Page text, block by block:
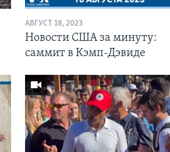
АВГУСТ 18, 2023
Новости США за минуту:
саммит в Кэмп-Дэвиде